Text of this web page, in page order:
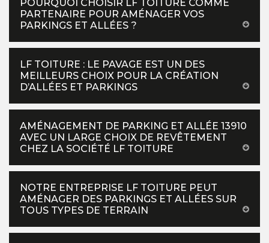
POURQUOI CHOISIR LF TOITURE COMME
PARTENAIRE POUR AMÉNAGER VOS
PARKINGS ET ALLÉES ?
LF TOITURE : LE PAVAGE EST UN DES
MEILLEURS CHOIX POUR LA CRÉATION
D’ALLÉES ET PARKINGS
AMÉNAGEMENT DE PARKING ET ALLÉE 13910
AVEC UN LARGE CHOIX DE REVÊTEMENT
CHEZ LA SOCIÉTÉ LF TOITURE
NOTRE ENTREPRISE LF TOITURE PEUT
AMÉNAGER DES PARKINGS ET ALLÉES SUR
TOUS TYPES DE TERRAIN